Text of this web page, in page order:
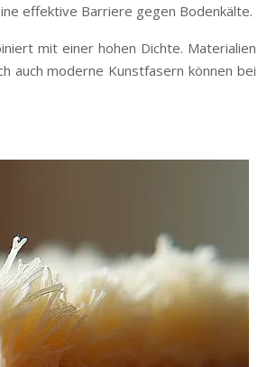
effektive Barriere gegen Bodenkälte.
mit einer hohen Dichte. Materialien
auch moderne Kunstfasern können bei